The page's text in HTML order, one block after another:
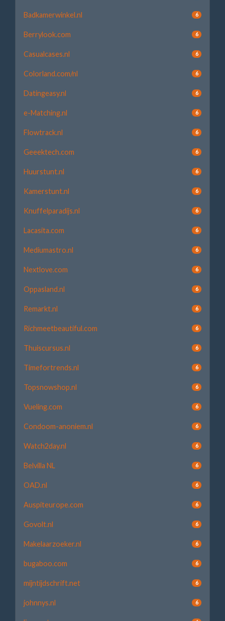
Badkamerwinkel.nl 6
Berrylook.com 6
Casualcases.nl 6
Colorland.com/nl 6
Datingeasy.nl 6
e-Matching.nl 6
Flowtrack.nl 6
Geeektech.com 6
Huurstunt.nl 6
Kamerstunt.nl 6
Knuffelparadijs.nl 6
Lacasita.com 6
Mediumastro.nl 6
Nextlove.com 6
Oppasland.nl 6
Remarkt.nl 6
Richmeetbeautiful.com 6
Thuiscursus.nl 6
Timefortrends.nl 6
Topsnowshop.nl 6
Vueling.com 6
Condoom-anoniem.nl 6
Watch2day.nl 6
Belvilla NL 6
OAD.nl 6
Auspiteurope.com 6
Govolt.nl 6
Makelaarzoeker.nl 6
bugaboo.com 6
mijntijdschrift.net 6
johnnys.nl 6